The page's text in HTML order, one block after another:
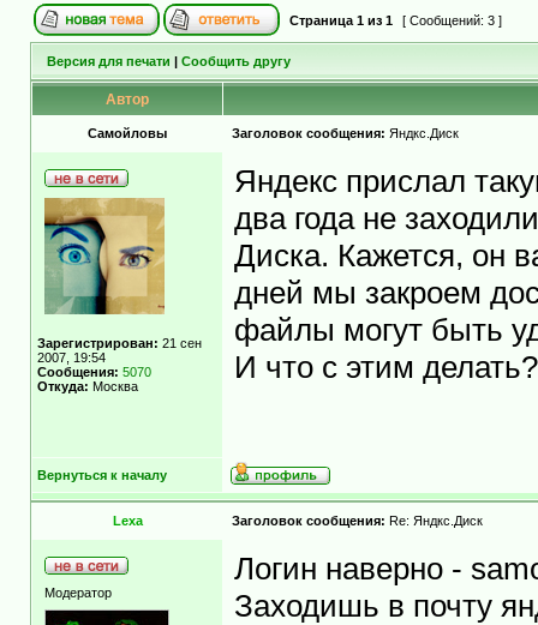
Страница 1 из 1 [ Сообщений: 3 ]
Версия для печати | Сообщить другу
Автор
Самойловы Заголовок сообщения: Яндкс.Диск
Зарегистрирован: 21 сен
2007, 19:54
Сообщения: 5070
Откуда: Москва
Яндекс прислал
два года не
Диска. Кажется, он
дней мы закроем
файлы могут быть
И что с этим
Вернуться к началу
Lexa Заголовок сообщения: Re: Яндкс.Диск
Модератор
Логин наверно -
Заходишь в почту